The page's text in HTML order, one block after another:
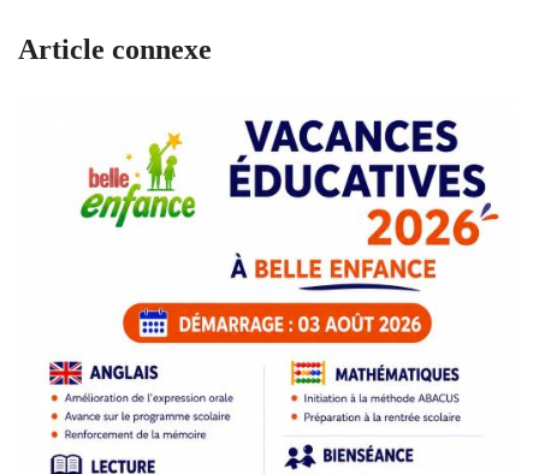
Article connexe